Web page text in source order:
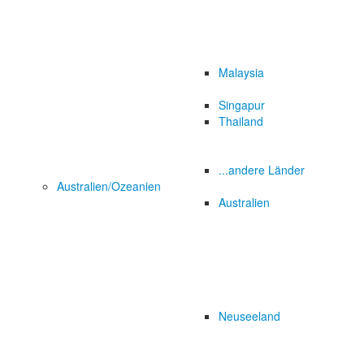
Malaysia
Singapur
Thailand
...andere Länder
Australien/Ozeanien
Australien
Neuseeland